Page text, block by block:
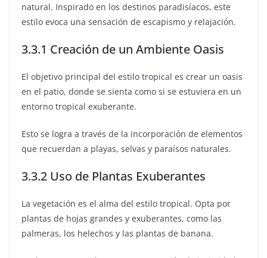
natural. Inspirado en los destinos paradisíacos, este
estilo evoca una sensación de escapismo y relajación.
3.3.1 Creación de un Ambiente Oasis
El objetivo principal del estilo tropical es crear un oasis
en el patio, donde se sienta como si se estuviera en un
entorno tropical exuberante.
Esto se logra a través de la incorporación de elementos
que recuerdan a playas, selvas y paraísos naturales.
3.3.2 Uso de Plantas Exuberantes
La vegetación es el alma del estilo tropical. Opta por
plantas de hojas grandes y exuberantes, como las
palmeras, los helechos y las plantas de banana.